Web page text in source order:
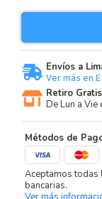
Envíos a
Ver más en
Retiro Gratis
De Lun a
Métodos de
Aceptamos todas
bancarias.